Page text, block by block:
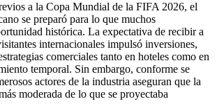
a la Copa Mundial de la FIFA 2026, el
se preparó para lo que muchos
histórica. La expectativa de recibir a
internacionales impulsó inversiones,
comerciales tanto en hoteles como en
temporal. Sin embargo, conforme se
actores de la industria aseguran que la
moderada de lo que se proyectaba